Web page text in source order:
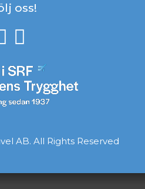
oss!
AB. All Rights Reserved